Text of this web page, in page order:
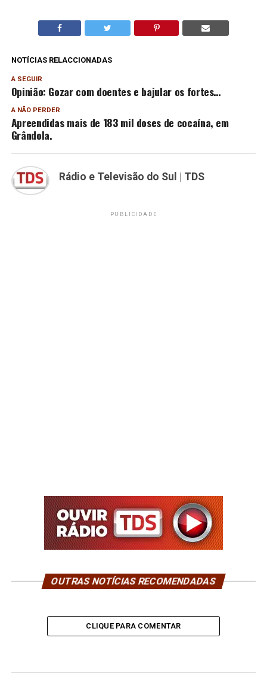
NOTÍCIAS RELACCIONADAS
A SEGUIR
Opinião: Gozar com doentes e bajular os fortes…
A NÃO PERDER
Apreendidas mais de 183 mil doses de cocaína, em
Grândola.
Rádio e Televisão do Sul | TDS
PUBLICIDADE
OUTRAS NOTÍCIAS RECOMENDADAS
CLIQUE PARA COMENTAR